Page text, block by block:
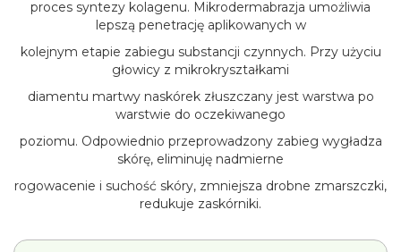
proces syntezy kolagenu. Mikrodermabrazja umożliwia
lepszą penetrację aplikowanych w
kolejnym etapie zabiegu substancji czynnych. Przy użyciu
głowicy z mikrokryształkami
diamentu martwy naskórek złuszczany jest warstwa po
warstwie do oczekiwanego
poziomu. Odpowiednio przeprowadzony zabieg wygładza
skórę, eliminuję nadmierne
rogowacenie i suchość skóry, zmniejsza drobne zmarszczki,
redukuje zaskórniki.